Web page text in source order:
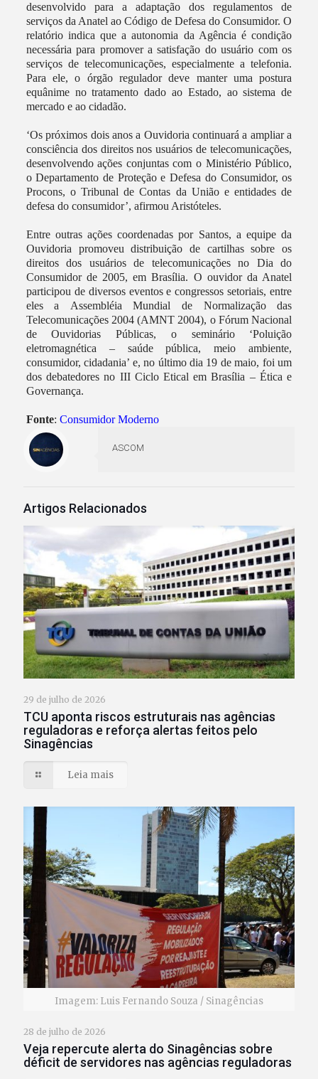
desenvolvido para a adaptação dos regulamentos de
serviços da Anatel ao Código de Defesa do Consumidor. O
relatório indica que a autonomia da Agência é condição
necessária para promover a satisfação do usuário com os
serviços de telecomunicações, especialmente a telefonia.
Para ele, o órgão regulador deve manter uma postura
equânime no tratamento dado ao Estado, ao sistema de
mercado e ao cidadão.
‘Os próximos dois anos a Ouvidoria continuará a ampliar a
consciência dos direitos nos usuários de telecomunicações,
desenvolvendo ações conjuntas com o Ministério Público,
o Departamento de Proteção e Defesa do Consumidor, os
Procons, o Tribunal de Contas da União e entidades de
defesa do consumidor’, afirmou Aristóteles.
Entre outras ações coordenadas por Santos, a equipe da
Ouvidoria promoveu distribuição de cartilhas sobre os
direitos dos usuários de telecomunicações no Dia do
Consumidor de 2005, em Brasília. O ouvidor da Anatel
participou de diversos eventos e congressos setoriais, entre
eles a Assembléia Mundial de Normalização das
Telecomunicações 2004 (AMNT 2004), o Fórum Nacional
de Ouvidorias Públicas, o seminário ‘Poluição
eletromagnética – saúde pública, meio ambiente,
consumidor, cidadania’ e, no último dia 19 de maio, foi um
dos debatedores no III Ciclo Etical em Brasília – Ética e
Governança.
Fonte: Consumidor Moderno
ASCOM
Artigos Relacionados
29 de julho de 2026
TCU aponta riscos estruturais nas agências
reguladoras e reforça alertas feitos pelo
Sinagências
Leia mais
Imagem: Luis Fernando Souza / Sinagências
28 de julho de 2026
Veja repercute alerta do Sinagências sobre
déficit de servidores nas agências reguladoras